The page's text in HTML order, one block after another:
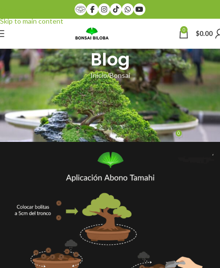
Skip to main content
0 $0.00
Blog
Inicio Bonsai
BONSAI
Aplicación de Abono Orgánico
Tipo Tamahi
admin_bonsaiActivado 9 noviembre, 2025 0